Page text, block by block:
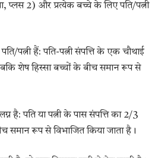
प्लस 2) और प्रत्येक बच्चे के लिए पति/पत्नी
पत्नी हैं: पति-पत्नी संपत्ति के एक चौथाई
शेष हिस्सा बच्चों के बीच समान रूप से
है: पति या पत्नी के पास संपत्ति का 2/3
समान रूप से विभाजित किया जाता है।